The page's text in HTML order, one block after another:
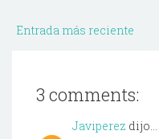
Entrada más reciente
3 comments:
Javiperez dijo...